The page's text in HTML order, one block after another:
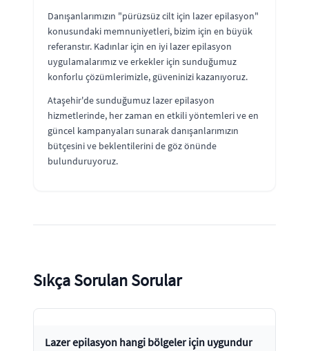
Danışanlarımızın "pürüzsüz cilt için lazer epilasyon"
konusundaki memnuniyetleri, bizim için en büyük
referanstır. Kadınlar için en iyi lazer epilasyon
uygulamalarımız ve erkekler için sunduğumuz
konforlu çözümlerimizle, güveninizi kazanıyoruz.
Ataşehir'de sunduğumuz lazer epilasyon
hizmetlerinde, her zaman en etkili yöntemleri ve en
güncel kampanyaları sunarak danışanlarımızın
bütçesini ve beklentilerini de göz önünde
bulunduruyoruz.
Sıkça Sorulan Sorular
Lazer epilasyon hangi bölgeler için uygundur